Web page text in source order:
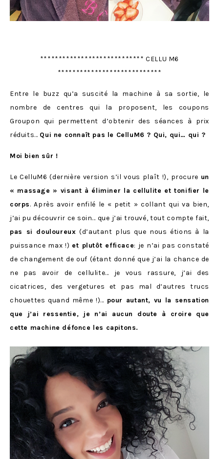
**************************** CELLU M6
****************************
Entre le buzz qu’a suscité la machine à sa sortie, le
nombre de centres qui la proposent, les coupons
Groupon qui permettent d’obtenir des séances à prix
réduits… Qui ne connaît pas le CelluM6 ? Qui, qui… qui ?
Moi bien sûr !
Le CelluM6 (dernière version s’il vous plaît !), procure un
« massage » visant à éliminer la cellulite et tonifier le
corps. Après avoir enfilé le « petit » collant qui va bien,
j’ai pu découvrir ce soin… que j’ai trouvé, tout compte fait,
pas si douloureux (d’autant plus que nous étions à la
puissance max !) et plutôt efficace: je n’ai pas constaté
de changement de ouf (étant donné que j’ai la chance de
ne pas avoir de cellulite… je vous rassure, j’ai des
cicatrices, des vergetures et pas mal d’autres trucs
chouettes quand même !)… pour autant, vu la sensation
que j’ai ressentie, je n’ai aucun doute à croire que
cette machine défonce les capitons.